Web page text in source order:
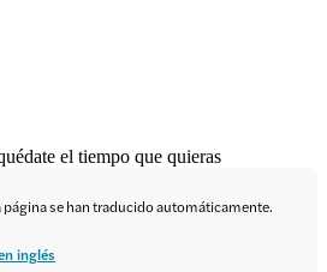
el tiempo que quieras
se han traducido automáticamente.
inglés